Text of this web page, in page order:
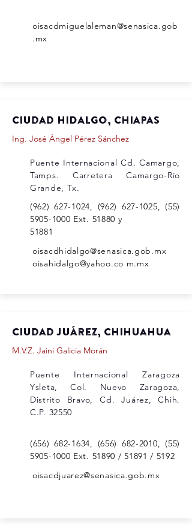
oisacdmiguelaleman@senasica.gob
.mx
Ciudad HIDALgo, chiapas
Ing. José Ángel Pérez Sánchez
Puente Internacional Cd. Camargo,
Tamps. Carretera Camargo-Río
Grande, Tx.
(962) 627-1024, (962) 627-1025,(55)
5905-1000 Ext. 51880 y
51881
oisacdhidalgo@senasica.gob.mx
oisahidalgo@yahoo.co m.mx
Ciudad Juárez, chihuahua
M.V.Z. Jaini Galicia Morán
Puente Internacional Zaragoza
Ysleta, Col. Nuevo Zaragoza,
Distrito Bravo, Cd. Juárez, Chih.
C.P. 32550
(656) 682-1634, (656) 682-2010,(55)
5905-1000 Ext. 51890 / 51891 / 5192
oisacdjuarez@senasica.gob.mx